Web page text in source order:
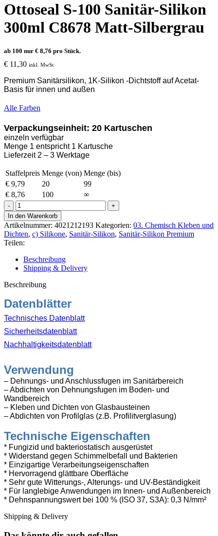
Ottoseal S-100 Sanitär-Silikon
300ml C8678 Matt-Silbergrau
ab 100 nur € 8,76 pro Stück.
€ 11,30 inkl. MwSt
Premium Sanitärsilikon, 1K-Silikon -Dichtstoff auf Acetat-
Basis für innen und außen
Alle Farben
Verpackungseinheit: 20 Kartuschen
einzeln verfügbar
Menge 1 entspricht 1 Kartusche
Lieferzeit 2 – 3 Werktage
Staffelpreis Menge (von) Menge (bis)
€ 9,79 20
99
€ 8,76 100
∞
Ottoseal
S-
100
Sanitär-
Silikon
300ml
C8678
Matt-
Silbergrau
Menge
In den Warenkorb
Artikelnummer: 4021212193 Kategorien: 03. Chemisch Kleben und
Dichten, c) Silikone, Sanitär-Silikon, Sanitär-Silikon Premium
Teilen:
Beschreibung
Shipping & Delivery
Beschreibung
Datenblätter
Technisches Datenblatt
Sicherheitsdatenblatt
Nachhaltigkeitsdatenblatt
Verwendung
– Dehnungs- und Anschlussfugen im Sanitärbereich
– Abdichten von Dehnungsfugen im Boden- und
Wandbereich
– Kleben und Dichten von Glasbausteinen
– Abdichten von Profilglas (z.B. Profilitverglasung)
Technische Eigenschaften
* Fungizid und bakteriostatisch ausgerüstet
* Widerstand gegen Schimmelbefall und Bakterien
* Einzigartige Verarbeitungseigenschaften
* Hervorragend glättbare Oberfläche
* Sehr gute Witterungs-, Alterungs- und UV-Beständigkeit
* Für langlebige Anwendungen im Innen- und Außenbereich
* Dehnspannungswert bei 100 % (ISO 37, S3A): 0,3 N/mm²
Shipping & Delivery